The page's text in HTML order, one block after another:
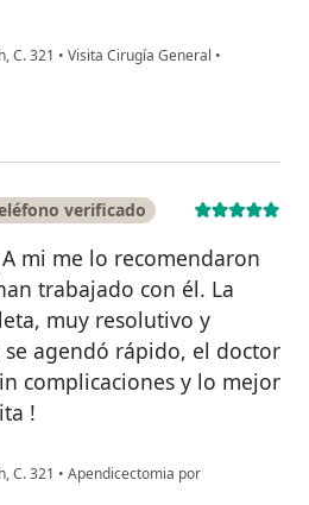
C. 321 • Visita Cirugía General •
verificado
mi me lo recomendaron
trabajado con él. La
muy resolutivo y
agendó rápido, el doctor
complicaciones y lo mejor
!
C. 321 • Apendicectomia por